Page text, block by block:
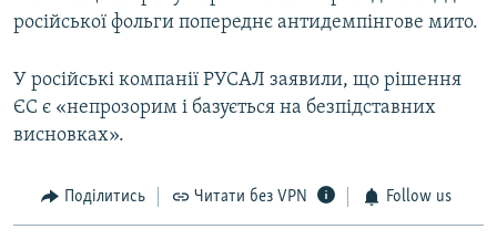
російської фольги попереднє антидемпінгове мито.
У російські компанії РУСАЛ заявили, що рішення
ЄС є «непрозорим і базується на безпідставних
висновках».
Поділитись Читати без VPN Follow us